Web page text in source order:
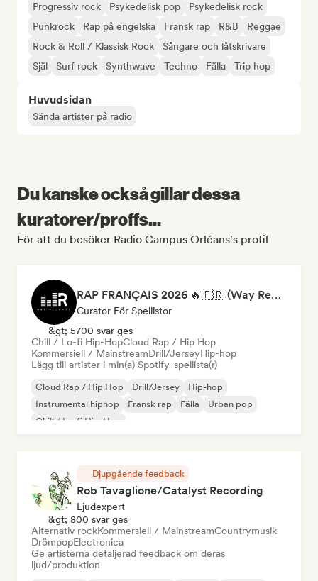
Progressiv rock
Psykedelisk pop
Psykedelisk rock
Punkrock
Rap på engelska Fransk rap R&B
Reggae
Rock & Roll / Klassisk Rock
Sångare och låtskrivare
Själ
Surf rock Synthwave Techno Fälla Trip hop
Huvudsidan
Sända artister på radio
Du kanske också gillar dessa
kuratorer/proffs...
För att du besöker Radio Campus Orléans's profil
RAP FRANÇAIS 2026 🔥🇫🇷 (Way Records)
Curator För Spellistor
&gt; 5700 svar ges
Chill / Lo-fi Hip-HopCloud Rap / Hip Hop
Kommersiell / MainstreamDrill/JerseyHip-hop
Lägg till artister i min(a) Spotify-spellista(r)
Cloud Rap / Hip Hop Drill/Jersey
Hip-hop
Instrumental hiphop
Fransk rap Fälla
Urban pop
Chill / Lo-fi Hip-Hop
Djupgående feedback
Rob Tavaglione/Catalyst Recording
Ljudexpert
&gt; 800 svar ges
Alternativ rockKommersiell / MainstreamCountrymusik
DrömpopElectronica
Ge artisterna detaljerad feedback om deras
ljud/produktion